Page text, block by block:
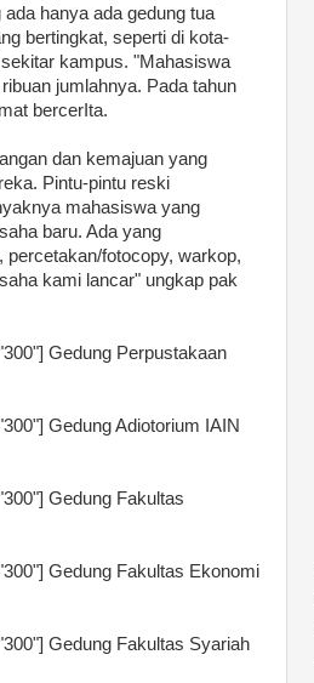
hanya ada gedung tua
bertingkat, seperti di kota-
kampus. "Mahasiswa
jumlahnya. Pada tahun
bercerIta.
dan kemajuan yang
Pintu-pintu reski
mahasiswa yang
baru. Ada yang
fotocopy, warkop,
kami lancar" ungkap pak
Gedung Perpustakaan
Gedung Adiotorium IAIN
Gedung Fakultas
Gedung Fakultas Ekonomi
Gedung Fakultas Syariah